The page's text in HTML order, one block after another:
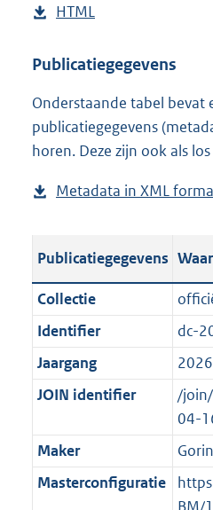
o
n
o
a
d
u
l
c
a
t
i
e
n
f
o
e
t
n
d
s
r
o
t
e
:
2
K
D
w
l
o
a
p
b
i
c
a
t
i
i
n
f
HTML
s
a
n
d
g
o
t
t
e
:
o
b
e
k
Publicatiegegevens
Onderstaande tabel bevat
publicatiegegevens
horen. Deze zijn ook als
Metadata in XML
Publicatiegegevens
Collectie
Identifier
dc-
Jaargang
2026
JOIN identifier
/
04-
Maker
Masterconfiguratie